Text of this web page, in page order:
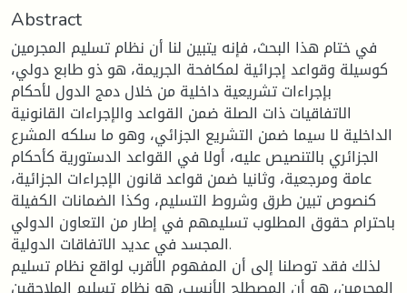
Abstract
في ختام هذا البحث، فإنه يتبين لنا أن نظام تسليم المجرمين
كوسيلة وقواعد إجرائية لمكافحة الجريمة، هو ذو طابع دولي،
بإجراءات تشريعية داخلية من خلال دمج الدول لأحكام
الاتفاقيات ذات الصلة ضمن القواعد والإجراءات القانونية
الداخلية لا سيما ضمن التشريع الجزائي، وهو ما سلكه المشرع
الجزائري بالتنصيص عليه، أولا في القواعد الدستورية كأحكام
عامة ومرجعية، وثانيا ضمن قواعد قانون الإجراءات الجزائية،
كنصوص تبين طرق وشروط التسليم، وكذا الضمانات الكفيلة
باحترام حقوق المطلوب تسليمهم في إطار من التعاون الدولي
المجسد في عديد الاتفاقات الدولية.
لذلك فقد توصلنا إلى أن المفهوم الأقرب لواقع نظام تسليم